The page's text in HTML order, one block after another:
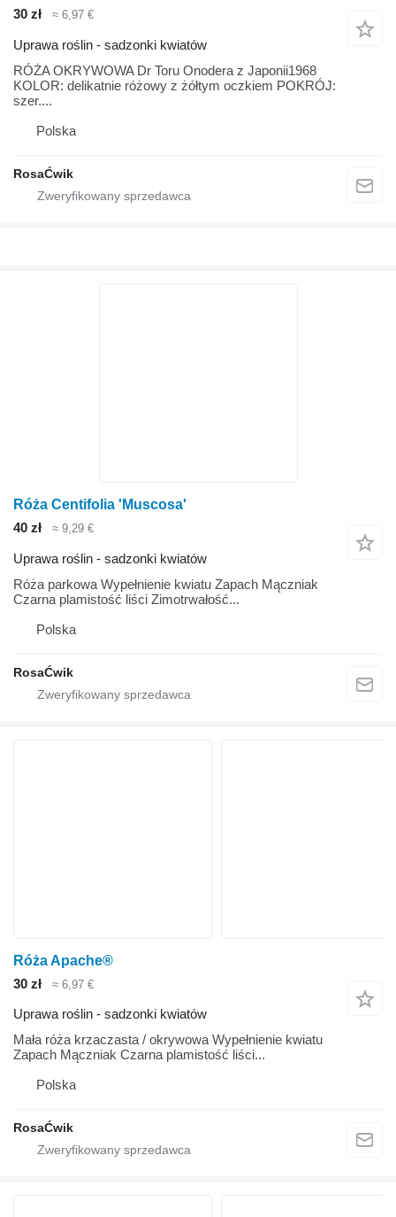
30 zł
≈ 6,97 €
Uprawa roślin - sadzonki kwiatów
RÓŻA OKRYWOWA Dr Toru Onodera z Japonii1968
KOLOR: delikatnie różowy z żółtym oczkiem POKRÓJ:
szer....
Polska
RosaĆwik
Róża Centifolia 'Muscosa'
40 zł
≈ 9,29 €
Uprawa roślin - sadzonki kwiatów
Róża parkowa Wypełnienie kwiatu Zapach Mączniak
Czarna plamistość liści Zimotrwałość...
Polska
RosaĆwik
Róża Apache®
30 zł
≈ 6,97 €
Uprawa roślin - sadzonki kwiatów
Mała róża krzaczasta / okrywowa Wypełnienie kwiatu
Zapach Mączniak Czarna plamistość liści...
Polska
RosaĆwik